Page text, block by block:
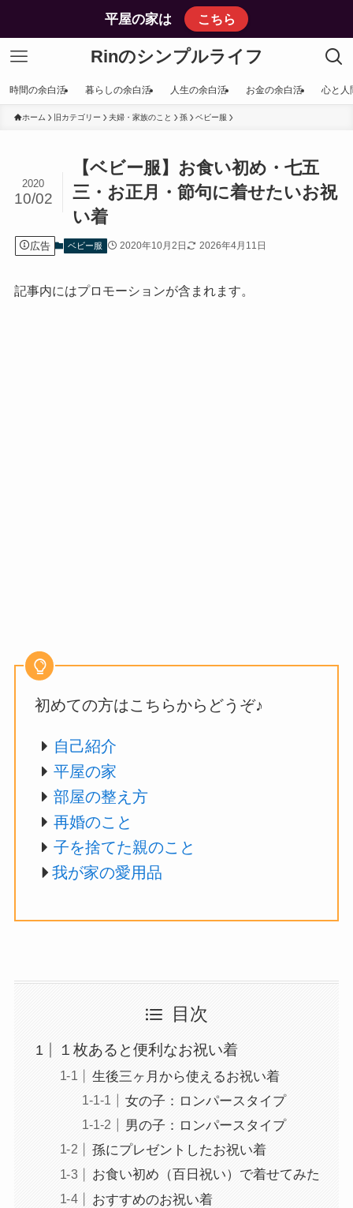
平屋の家は こちら
Rinのシンプルライフ
時間の余白活 暮らしの余白活 人生の余白活 お金の余白活 心と人
ホーム 旧カテゴリー 夫婦・家族のこと 孫 ベビー服
【ベビー服】お食い初め・七五
三・お正月・節句に着せたいお祝
い着
2020
10/02
広告 ベビー服 2020年10月2日 2026年4月11日
記事内にはプロモーションが含まれます。
初めての方はこちらからどうぞ♪
自己紹介
平屋の家
部屋の整え方
再婚のこと
子を捨てた親のこと
我が家の愛用品
目次
１枚あると便利なお祝い着
生後三ヶ月から使えるお祝い着
女の子：ロンパースタイプ
男の子：ロンパースタイプ
孫にプレゼントしたお祝い着
お食い初め（百日祝い）で着せてみた
おすすめのお祝い着